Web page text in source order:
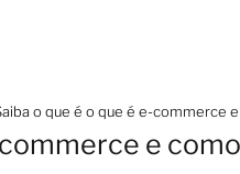
o que é o que é e-commerce
e